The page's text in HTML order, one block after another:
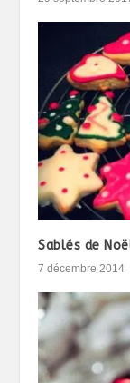
Sablés de
7 décembre 2014